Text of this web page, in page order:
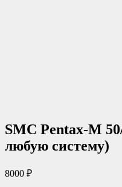
SMC Pentax-M
любую систему)
8000 ₽